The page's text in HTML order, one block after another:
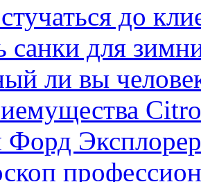
до
санки для
ли вы